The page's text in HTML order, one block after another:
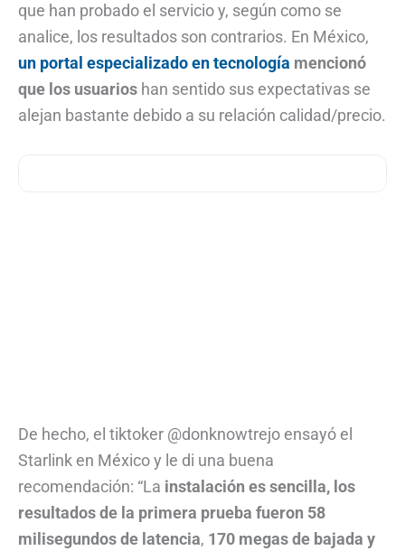
que han probado el servicio y, según como se
analice, los resultados son contrarios. En México,
un portal especializado en tecnología mencionó
que los usuarios han sentido sus expectativas se
alejan bastante debido a su relación calidad/precio.
De hecho, el tiktoker @donknowtrejo ensayó el
Starlink en México y le di una buena
recomendación: “La instalación es sencilla, los
resultados de la primera prueba fueron 58
milisegundos de latencia, 170 megas de bajada y